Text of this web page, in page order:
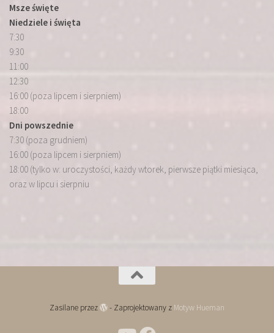
Msze święte
Niedziele i święta
7:30
9:30
11:00
12:30
16:00 (poza lipcem i sierpniem)
18:00
Dni powszednie
7:30 (poza grudniem)
16:00 (poza lipcem i sierpniem)
18:00 (tylko w: uroczystości, każdy wtorek, pierwsze piątki miesiąca,
oraz w lipcu i sierpniu
Zasilane przez - Zaprojektowany z Motyw Hueman